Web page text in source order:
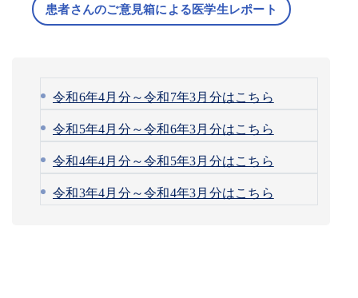
患者さんのご意見箱による医学生レポート
令和6年4月分～令和7年3月分はこちら
令和5年4月分～令和6年3月分はこちら
令和4年4月分～令和5年3月分はこちら
令和3年4月分～令和4年3月分はこちら